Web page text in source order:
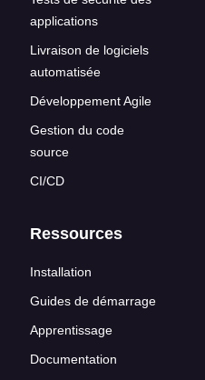
applications
Livraison de logiciels
automatisée
Développement Agile
Gestion du code
source
CI/CD
Ressources
Installation
Guides de démarrage
Apprentissage
Documentation